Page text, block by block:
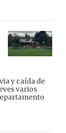
y caída de
varios